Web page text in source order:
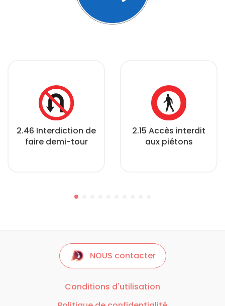
2.46 Interdiction de
faire demi-tour
2.15 Accès interdit
aux piétons
NOUS contacter
Conditions d'utilisation